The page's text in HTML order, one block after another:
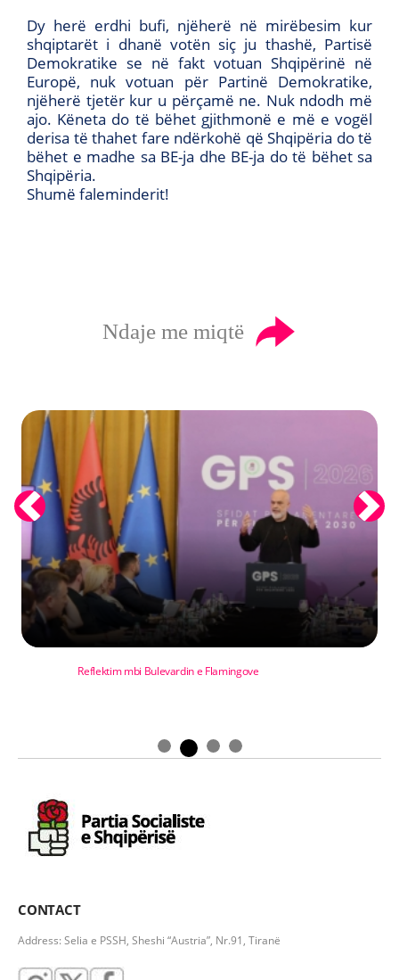
Dy herë erdhi bufi, njëherë në mirëbesim kur
shqiptarët i dhanë votën siç ju thashë, Partisë
Demokratike se në fakt votuan Shqipërinë në
Europë, nuk votuan për Partinë Demokratike,
njëherë tjetër kur u përçamë ne. Nuk ndodh më
ajo. Këneta do të bëhet gjithmonë e më e vogël
derisa të thahet fare ndërkohë që Shqipëria do të
bëhet e madhe sa BE-ja dhe BE-ja do të bëhet sa
Shqipëria.
Shumë faleminderit!
Ndaje me miqtë
Reflektim mbi Bulevardin e Flamingove
Previous Next
CONTACT
Address: Selia e PSSH, Sheshi “Austria”, Nr.91, Tiranë